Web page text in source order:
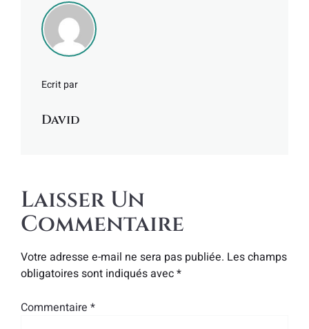
Ecrit par
David
Laisser Un
Commentaire
Votre adresse e-mail ne sera pas publiée. Les champs
obligatoires sont indiqués avec*
Commentaire *